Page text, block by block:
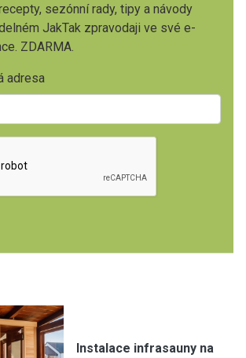
sezónní rady, tipy a návody
JakTak zpravodaji ve své e-
ZDARMA.
adresa
Instalace infrasauny na